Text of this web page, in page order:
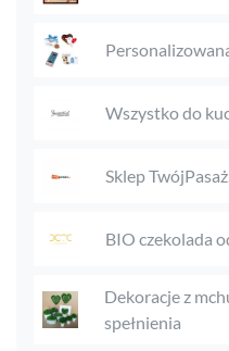
Wszystko do
Sklep
BIO czekolada
Dekoracje z
spełnienia